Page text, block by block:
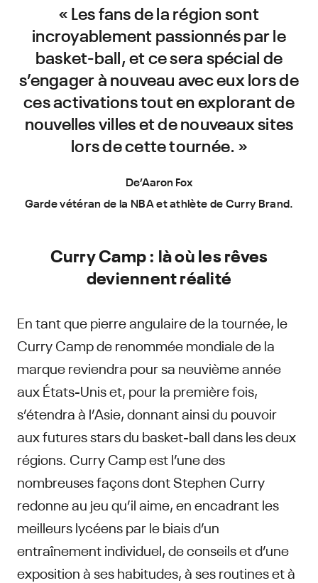
« Les fans de la région sont
incroyablement passionnés par le
basket-ball, et ce sera spécial de
s’engager à nouveau avec eux lors de
ces activations tout en explorant de
nouvelles villes et de nouveaux sites
lors de cette tournée. »
De’Aaron Fox
Garde vétéran de la NBA et athlète de Curry Brand.
Curry Camp : là où les rêves
deviennent réalité
En tant que pierre angulaire de la tournée, le
Curry Camp de renommée mondiale de la
marque reviendra pour sa neuvième année
aux États-Unis et, pour la première fois,
s’étendra à l’Asie, donnant ainsi du pouvoir
aux futures stars du basket-ball dans les deux
régions. Curry Camp est l’une des
nombreuses façons dont Stephen Curry
redonne au jeu qu’il aime, en encadrant les
meilleurs lycéens par le biais d’un
entraînement individuel, de conseils et d’une
exposition à ses habitudes, à ses routines et à